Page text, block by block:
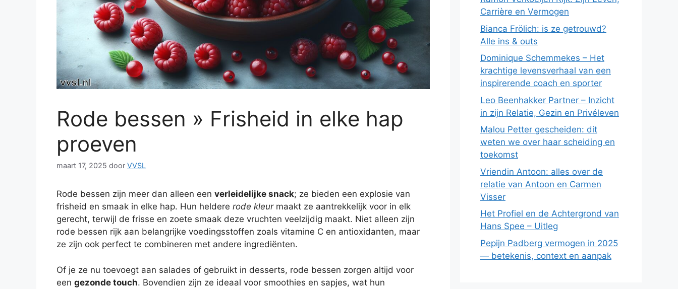
Rode bessen » Frisheid in elke hap
proeven
maart 17, 2025 door VVSL
Rode bessen zijn meer dan alleen een verleidelijke snack; ze bieden een explosie van
frisheid en smaak in elke hap. Hun heldere rode kleurmaakt ze aantrekkelijk voor in elk
gerecht, terwijl de frisse en zoete smaak deze vruchten veelzijdig maakt. Niet alleen zijn
rode bessen rijk aan belangrijke voedingsstoffen zoals vitamine C en antioxidanten, maar
ze zijn ook perfect te combineren met andere ingrediënten.
Of je ze nu toevoegt aan salades of gebruikt in desserts, rode bessen zorgen altijd voor
een gezonde touch. Bovendien zijn ze ideaal voor smoothies en sapjes, wat hun
Carrière en Vermogen
Bianca Frölich: is ze getrouwd?
Alle ins & outs
Dominique Schemmekes – Het
krachtige levensverhaal van een
inspirerende coach en sporter
Leo Beenhakker Partner – Inzicht
in zijn Relatie, Gezin en Privéleven
Malou Petter gescheiden: dit
weten we over haar scheiding en
toekomst
Vriendin Antoon: alles over de
relatie van Antoon en Carmen
Visser
Het Profiel en de Achtergrond van
Hans Spee – Uitleg
Pepijn Padberg vermogen in 2025
— betekenis, context en aanpak